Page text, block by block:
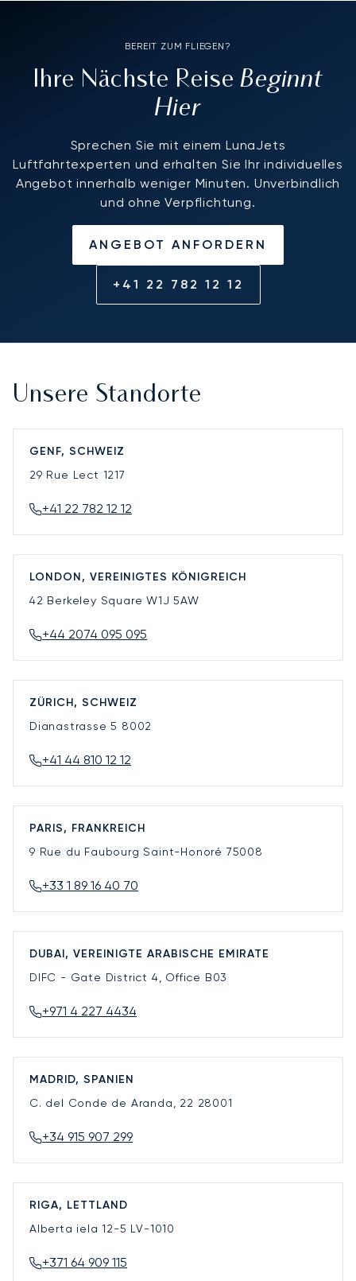
BEREIT ZUM FLIEGEN?
Ihre Nächste ReiseBeginnt
Hier
Sprechen Sie mit einem LunaJets
Luftfahrtexperten und erhalten Sie Ihr individuelles
Angebot innerhalb weniger Minuten. Unverbindlich
und ohne Verpflichtung.
ANGEBOT ANFORDERN
+41 22 782 12 12
Unsere Standorte
GENF, SCHWEIZ
29 Rue Lect 1217
+41 22 782 12 12
LONDON, VEREINIGTES KÖNIGREICH
42 Berkeley SquareW1J 5AW
+44 2074 095 095
ZÜRICH, SCHWEIZ
Dianastrasse 5 8002
+41 44 810 12 12
PARIS, FRANKREICH
9 Rue du Faubourg Saint-Honoré 75008
+33 1 89 16 40 70
DUBAI, VEREINIGTE ARABISCHE EMIRATE
DIFC - Gate District 4, Office B03
+971 4 227 4434
MADRID, SPANIEN
C. del Conde de Aranda, 22 28001
+34 915 907 299
RIGA, LETTLAND
Alberta iela 12-5 LV-1010
+371 64 909 115